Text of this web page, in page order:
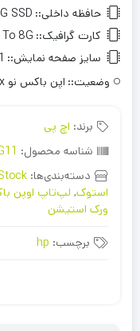
حافظه داخلی:: 512G SSD
کارت گرافیک:: 8G
سایز صفحه نمایش::
وضعیت:: اپن باکس نو Open Box
برند: اچ پی
شناسه محصول:
دسته‌بندی‌ها:
استوک, لپ‌تاپ اوپن
ورک استیشن
برچسب: hp